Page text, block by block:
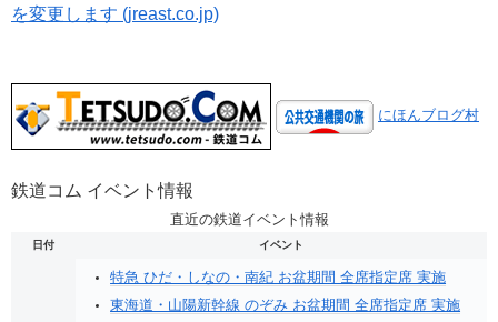
を変更します (jreast.co.jp)
にほんブログ村
鉄道コム イベント情報
直近の鉄道イベント情報
日付 イベント
特急 ひだ・しなの・南紀 お盆期間 全席指定席 実施
東海道・山陽新幹線 のぞみ お盆期間 全席指定席 実施